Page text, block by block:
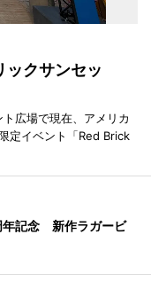
ックサンセッ
広場で現在、アメリカ
定イベント「Red Brick
年記念 新作ラガービ